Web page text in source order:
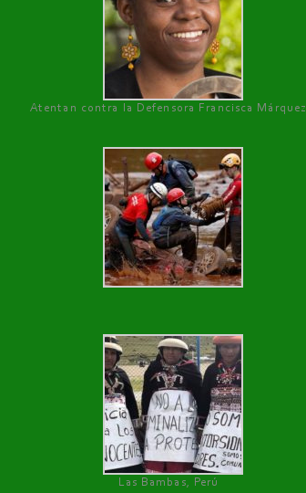
Atentan contra la Defensora Francisca Márquez
Las Bambas, Perú